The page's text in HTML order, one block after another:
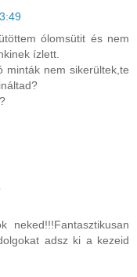
ólomsütit és nem
ízlett.
minták nem sikerültek,te
neked!!!Fantasztikusan
adsz ki a kezeid